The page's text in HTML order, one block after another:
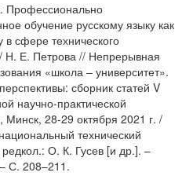
Профессионально
обучение русскому языку как
в сфере технического
Н. Е. Петрова // Непрерывная
«школа – университет».
сборник статей V
научно-практической
Минск, 28-29 октября 2021 г. /
технический
редкол.: О. К. Гусев [и др.]. –
С. 208–211.